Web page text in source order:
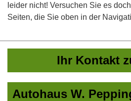
leider nicht! Versuchen Sie es
Seiten, die Sie oben in der
Ihr Kontakt
Autohaus W.